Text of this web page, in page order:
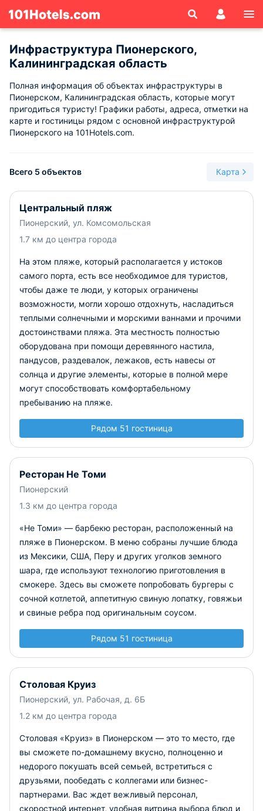
Инфраструктура Пионерского,
Калининградская область
Полная информация об объектах инфраструктуры в
Пионерском, Калининградская область, которые могут
пригодиться туристу! Графики работы, адреса, отметки на
карте и гостиницы рядом с основной инфраструктурой
Пионерского на 101Hotels.com.
Всего 5 объектов Карта
Центральный пляж
Пионерский, ул. Комсомольская
1.7 км до центра города
На этом пляже, который располагается у истоков
самого порта, есть все необходимое для туристов,
чтобы даже те люди, у которых ограничены
возможности, могли хорошо отдохнуть, насладиться
теплыми солнечными и морскими ваннами и прочими
достоинствами пляжа. Эта местность полностью
оборудована при помощи деревянного настила,
пандусов, раздевалок, лежаков, есть навесы от
солнца и другие элементы, которые в полной мере
могут способствовать комфортабельному
пребыванию на пляже.
Рядом 51 гостиница
Ресторан Не Томи
Пионерский
1.3 км до центра города
«Не Томи» — барбекю ресторан, расположенный на
пляже в Пионерском. В меню собраны лучшие блюда
из Мексики, США, Перу и других уголков земного
шара, где используют технологию приготовления в
смокере. Здесь вы сможете попробовать бургеры с
сочной котлетой, аппетитную свиную лопатку, говяжьи
и свиные ребра под оригинальным соусом.
Рядом 51 гостиница
Столовая Круиз
Пионерский, ул. Рабочая, д. 6Б
1.2 км до центра города
Столовая «Круиз» в Пионерском — это то место, где
вы сможете по-домашнему вкусно, полноценно и
недорого покушать всей семьей, встретиться с
друзьями, пообедать с коллегами или бизнес-
партнерами. Вас ждет вежливый персонал,
скоростной интернет, удобная витрина выбора блюд и